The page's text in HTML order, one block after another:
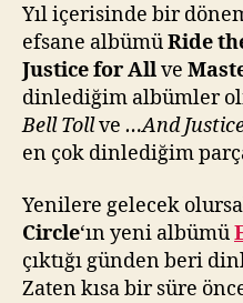
Yıl içerisinde bir
efsane albümüRide
Justice for Allve
dinlediğim albümler
Bell Tollve …And
en çok dinlediğim
Yenilere gelecek
Circle‘ın yeni albümü
çıktığı günden beri
Zaten kısa bir süre